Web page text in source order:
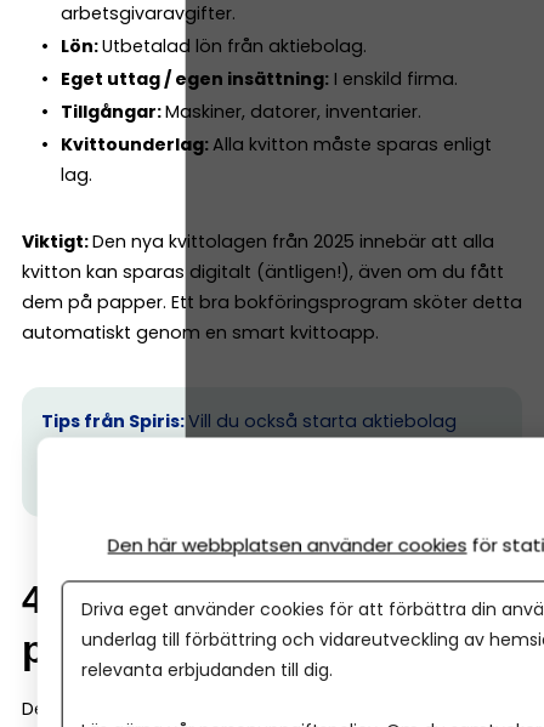
arbetsgivaravgifter.
Lön:Utbetalad lön från aktiebolag.
Eget uttag / egen insättning:I enskild firma.
Tillgångar:Maskiner, datorer, inventarier.
Kvittounderlag:Alla kvitton måste sparas enligt
lag.
Viktigt:Den nya kvittolagen från 2025 innebär att alla
kvitton kan sparas digitalt (äntligen!), även om du fått
dem på papper. Ett bra bokföringsprogram sköter detta
automatiskt genom en smart kvittoapp.
Tips från Spiris:Vill du också starta aktiebolag
4. Så fungerar bokföring i
praktiken (steg för steg)
Det är här många tror att bokföring blir svårt. Men gör
Den här webbplatsen använder cookies för
Driva eget använder cookies för att förbättra din
underlag till förbättring och vidareutveckling av
relevanta erbjudanden till dig.